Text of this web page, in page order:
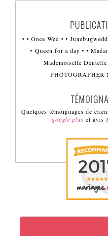
• • Once Wed • •
• Queen for a day • •
Mademoiselle Dentelle
PHOTOGRAPHER
Quelques témoignages de
google plus et avis